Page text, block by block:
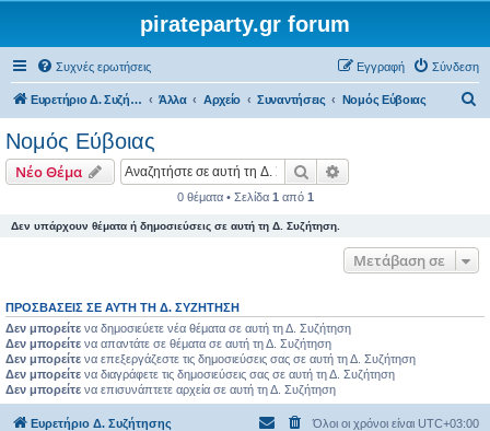
pirateparty.gr forum
Συχνές ερωτήσεις Σύνδεση
Εγγραφή
Ευρετήριο Δ. Συζήτησης Άλλα Αρχείο Συναντήσεις Νομός Εύβοιας‎
Νομός Εύβοιας‎
Νέο Θέμα Αναζήτηση
0 θέματα • Σελίδα 1 από 1
Δεν υπάρχουν θέματα ή δημοσιεύσεις σε αυτή τη Δ. Συζήτηση.
Μετάβαση σε
ΠΡΟΣΒΆΣΕΙΣ ΣΕ ΑΥΤΉ ΤΗ Δ. ΣΥΖΉΤΗΣΗ
Δεν μπορείτε να δημοσιεύετε νέα θέματα σε αυτή τη Δ. Συζήτηση
Δεν μπορείτε να απαντάτε σε θέματα σε αυτή τη Δ. Συζήτηση
Δεν μπορείτε να επεξεργάζεστε τις δημοσιεύσεις σας σε αυτή τη Δ. Συζήτηση
Δεν μπορείτε να διαγράφετε τις δημοσιεύσεις σας σε αυτή τη Δ. Συζήτηση
Δεν μπορείτε να επισυνάπτετε αρχεία σε αυτή τη Δ. Συζήτηση
Ευρετήριο Δ. Συζήτησης Όλοι οι χρόνοι είναι UTC+03:00